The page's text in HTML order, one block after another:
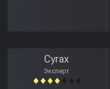
Cyrax
Эксперт